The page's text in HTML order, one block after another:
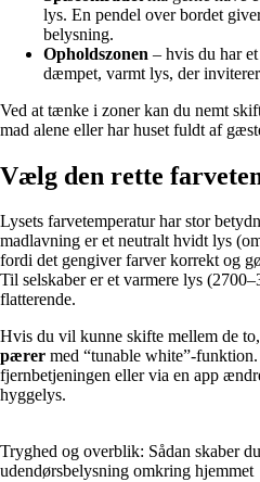
lys. En pendel over bordet
belysning.
Opholdszonen – hvis du har
dæmpet, varmt lys, der
Ved at tænke i zoner kan du nemt
mad alene eller har huset fuldt af
Vælg den rette
Lysets farvetemperatur har stor
madlavning er et neutralt hvidt lys
fordi det gengiver farver korrekt og
Til selskaber er et varmere lys
flatterende.
Hvis du vil kunne skifte mellem de
pærer med “tunable white”-
fjernbetjeningen eller via en app
hyggelys.
Tryghed og overblik: Sådan skaber
udendørsbelysning omkring hjemmet